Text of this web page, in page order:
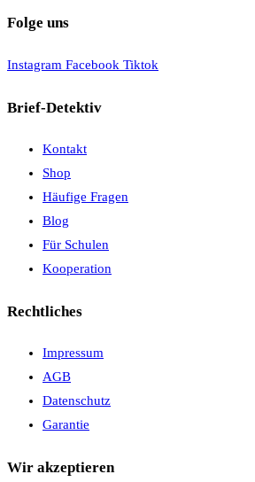
Folge uns
Instagram Facebook Tiktok
Brief-Detektiv
Kontakt
Shop
Häufige Fragen
Blog
Für Schulen
Kooperation
Rechtliches
Impressum
AGB
Datenschutz
Garantie
Wir akzeptieren